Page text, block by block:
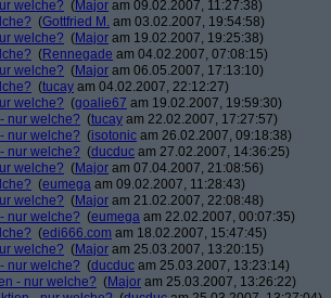
welche? (Major am 09.02.2007, 11:27:38)
(Gottfried M. am 03.02.2007, 19:54:58)
welche? (Major am 19.02.2007, 19:25:38)
(Rennegade am 04.02.2007, 07:08:15)
welche? (Major am 06.05.2007, 17:13:10)
(tucay am 04.02.2007, 22:12:27)
welche? (goalie67 am 19.02.2007, 19:59:30)
nur welche? (tucay am 22.02.2007, 17:27:57)
nur welche? (isotonic am 26.02.2007, 09:18:38)
nur welche? (ducduc am 27.02.2007, 14:36:25)
welche? (Major am 07.04.2007, 21:08:56)
(eumega am 09.02.2007, 11:28:43)
welche? (Major am 21.02.2007, 22:08:48)
nur welche? (eumega am 22.02.2007, 00:07:35)
(edi666.com am 18.02.2007, 15:47:45)
welche? (Major am 25.03.2007, 13:20:15)
nur welche? (ducduc am 25.03.2007, 13:23:14)
- nur welche? (Major am 25.03.2007, 13:26:22)